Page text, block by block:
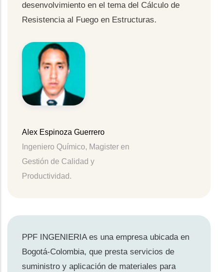
desenvolvimiento en el tema del Cálculo de
Resistencia al Fuego en Estructuras.
Alex Espinoza Guerrero
Ingeniero Químico, Magister en
Gestión de Calidad y
Productividad.
PPF INGENIERIA es una empresa ubicada en
Bogotá-Colombia, que presta servicios de
suministro y aplicación de materiales para